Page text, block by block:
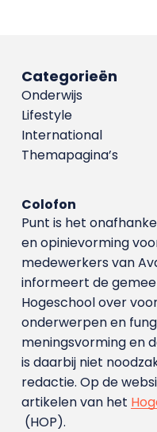
Categorieën
Onderwijs
Lifestyle
International
Themapagina’s
Colofon
Punt is het
en opinievorming
medewerkers van
informeert de
Hogeschool over
onderwerpen en
meningsvorming en
is daarbij niet
redactie. Op de
artikelen van het
(HOP).